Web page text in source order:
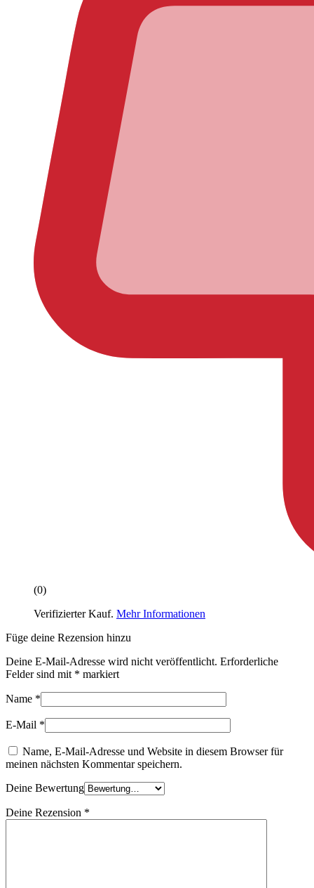
(0)
Verifizierter Kauf. Mehr Informationen
Füge deine Rezension hinzu
Deine E-Mail-Adresse wird nicht veröffentlicht. Erforderliche
Felder sind mit * markiert
Name *
E-Mail *
Name, E-Mail-Adresse und Website in diesem Browser für
meinen nächsten Kommentar speichern.
Deine Bewertung
Deine Rezension *